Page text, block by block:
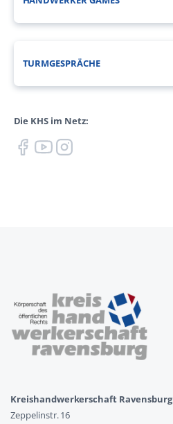
TURMGESPRÄCHE
Die KHS im Netz:
Kreishandwerkerschaft Ravensburg
Zeppelinstr. 16